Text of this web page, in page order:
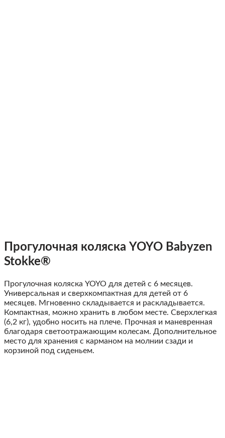
Прогулочная коляска YOYO Babyzen
Stokke®
Прогулочная коляска YOYO для детей с 6 месяцев.
Универсальная и сверхкомпактная для детей от 6
месяцев. Мгновенно складывается и раскладывается.
Компактная, можно хранить в любом месте. Сверхлегкая
(6,2 кг), удобно носить на плече. Прочная и маневренная
благодаря светоотражающим колесам. Дополнительное
место для хранения с карманом на молнии сзади и
корзиной под сиденьем.